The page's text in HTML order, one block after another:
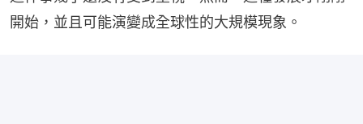
開始，並且可能演變成全球性的大規模現象。